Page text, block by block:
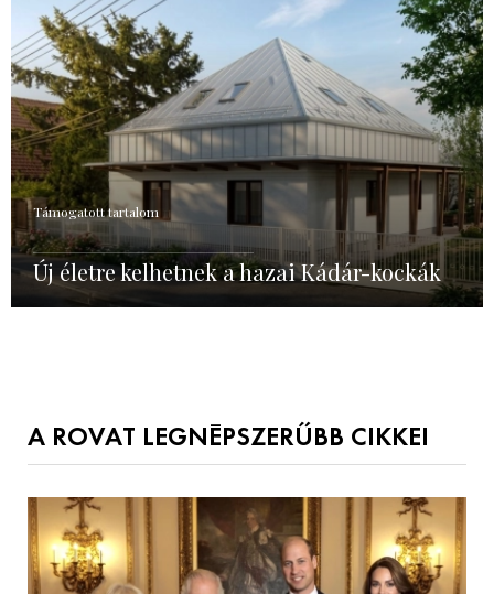
Támogatott tartalom
Új életre kelhetnek a hazai Kádár-kockák
A ROVAT LEGNÉPSZERŰBB CIKKEI